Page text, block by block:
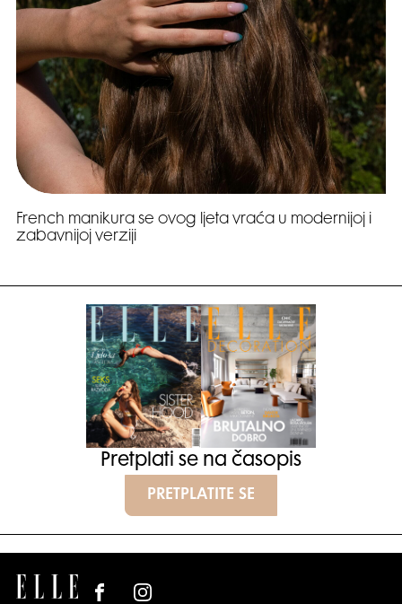
French manikura se ovog ljeta vraća u modernijoj i
zabavnijoj verziji
Pretplati se na časopis
PRETPLATITE SE